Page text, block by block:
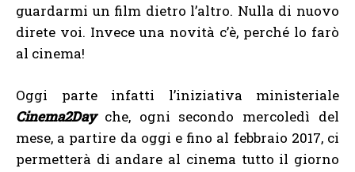
guardarmi un film dietro l’altro. Nulla di nuovo
direte voi. Invece una novità c’è, perché lo farò
al cinema!
Oggi parte infatti l’iniziativa ministeriale
Cinema2Dayche, ogni secondo mercoledì del
mese, a partire da oggi e fino al febbraio 2017, ci
permetterà di andare al cinema tutto il giorno